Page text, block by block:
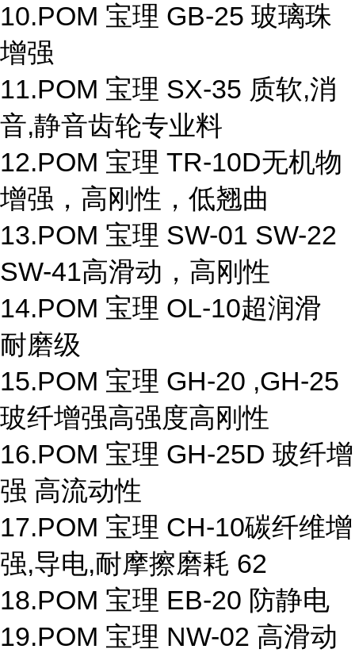
10.POM 宝理 GB-25 玻璃珠
增强
11.POM 宝理 SX-35 质软,消
音,静音齿轮专业料
12.POM 宝理 TR-10D无机物
增强，高刚性，低翘曲
13.POM 宝理 SW-01 SW-22
SW-41高滑动，高刚性
14.POM 宝理 OL-10超润滑
耐磨级
15.POM 宝理 GH-20 ,GH-25
玻纤增强高强度高刚性
16.POM 宝理 GH-25D 玻纤增
强 高流动性
17.POM 宝理 CH-10碳纤维增
强,导电,耐摩擦磨耗 62
18.POM 宝理 EB-20 防静电
19.POM 宝理 NW-02 高滑动